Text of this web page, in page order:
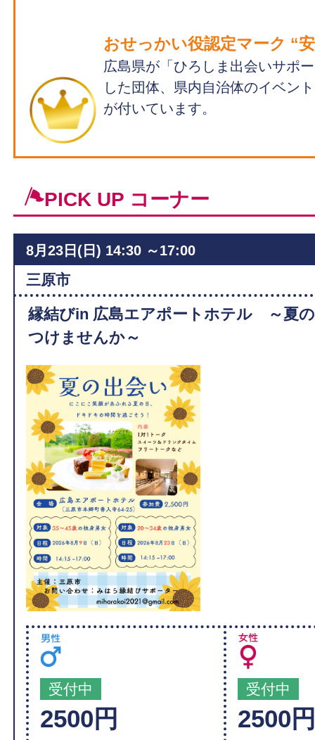
おせっかい役認定マーク “
広島県が「ひろしま出会いサポ
した団体、県内自治体のイベン
が付いています。
PICK UP コーナー
8月23日(日) 14:30 ～17:00
三原市
縁結びin 広島エアポートホテル ～夏
つけませんか～
受付中
2500円
受付中
2500